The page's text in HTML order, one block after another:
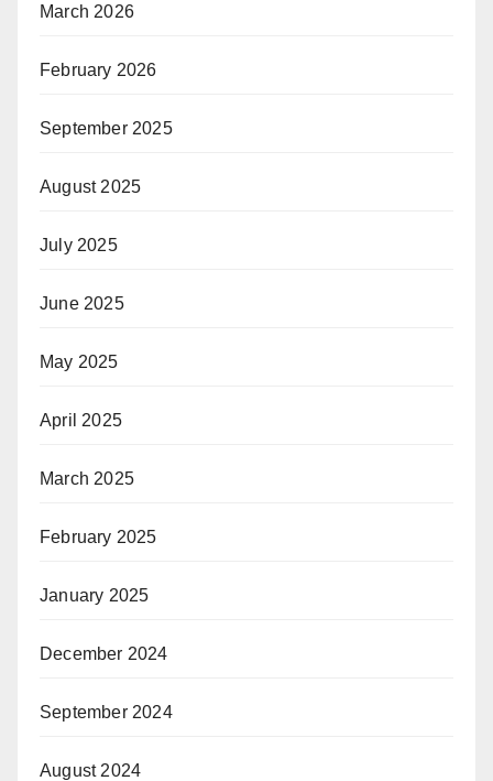
March 2026
February 2026
September 2025
August 2025
July 2025
June 2025
May 2025
April 2025
March 2025
February 2025
January 2025
December 2024
September 2024
August 2024